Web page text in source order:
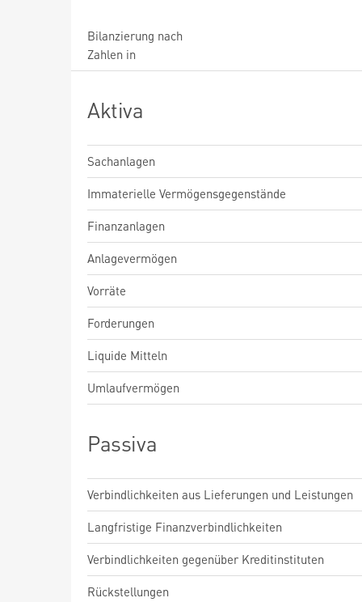
Bilanzierung nach
Zahlen in
Aktiva
Sachanlagen
Immaterielle Vermögensgegenstände
Finanzanlagen
Anlagevermögen
Vorräte
Forderungen
Liquide Mitteln
Umlaufvermögen
Passiva
Verbindlichkeiten aus Lieferungen und Leistungen
Langfristige Finanzverbindlichkeiten
Verbindlichkeiten gegenüber Kreditinstituten
Rückstellungen